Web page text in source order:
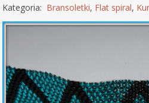
Kategoria: Bransoletki, Flat spiral,